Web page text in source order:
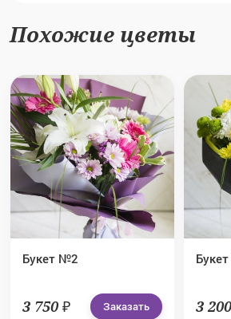
Похожие цветы
Букет №2
3 750 ₽ Заказать 3